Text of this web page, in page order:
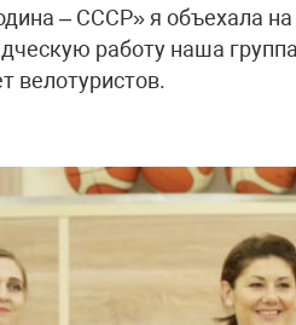
– СССР» я объехала
работу наша
велотуристов.